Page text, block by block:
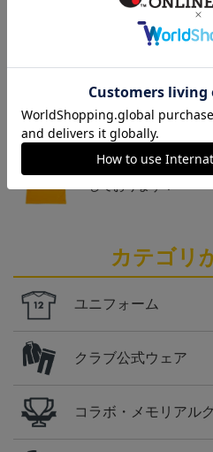
見！今すぐチェック
ベガルタ仙台のスク
カテゴリ
ユニフォーム
クラブ公式ウェア
コラボ・メモリアル